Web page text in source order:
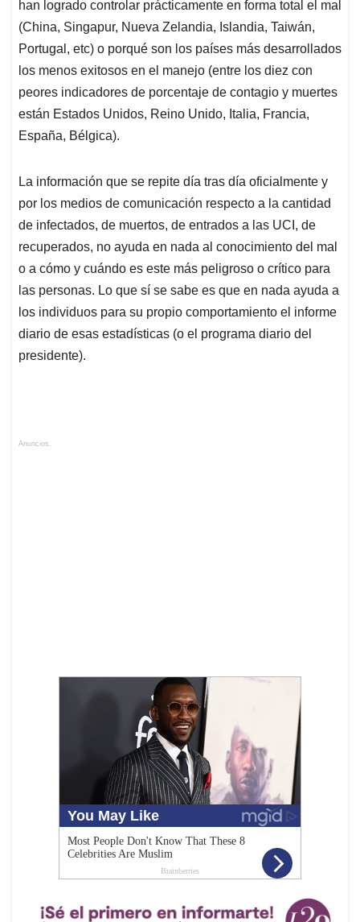
han logrado controlar prácticamente en forma total el mal
(China, Singapur, Nueva Zelandia, Islandia, Taiwán,
Portugal, etc) o porqué son los países más desarrollados
los menos exitosos en el manejo (entre los diez con
peores indicadores de porcentaje de contagio y muertes
están Estados Unidos, Reino Unido, Italia, Francia,
España, Bélgica).
La información que se repite día tras día oficialmente y
por los medios de comunicación respecto a la cantidad
de infectados, de muertos, de entrados a las UCI, de
recuperados, no ayuda en nada al conocimiento del mal
o a cómo y cuándo es este más peligroso o crítico para
las personas. Lo que sí se sabe es que en nada ayuda a
los individuos para su propio comportamiento el informe
diario de esas estadísticas (o el programa diario del
presidente).
Anuncios.